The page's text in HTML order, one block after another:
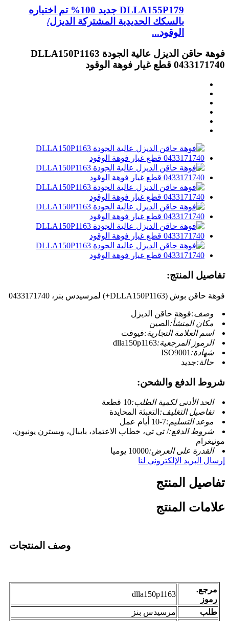
DLLA155P179 جديد 100% تم اختباره
بالسكك الحديدية المشتركة الديزل/
الوقود...
فوهة حاقن الديزل عالية الجودة DLLA150P1163
0433171740 قطع غيار فوهة الوقود
تفاصيل المنتج:
فوهة حاقن بوش (DLLA150P1163+) لمرسيدس بنز، 0433171740
وصف:فوهة حاقن الديزل
مكان المنشأ: الصين
اسم العلامة التجارية:فيوفت
الرموز المرجعية:dlla150p1163
شهادة: ISO9001
حالة:جديد
شروط الدفع والشحن:
الحد الأدنى لكمية الطلب:10 قطعة
تفاصيل التغليف: التعبئة المحايدة
موعد التسليم:7-10 أيام عمل
شروط الدفع:/ تي تي، خطاب الاعتماد، بايبال، ويسترن يونيون،
مونيغرام
القدرة على العرض:10000 يوميا
إرسال البريد الإلكتروني لنا
تفاصيل المنتج
علامات المنتج
وصف المنتجات
مرجع.
رموز
dlla150p1163
طلب
مرسيدس بنز